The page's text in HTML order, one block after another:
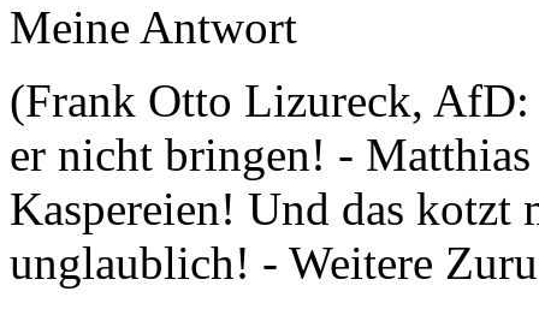
Meine Antwort
(Frank Otto Lizureck, AfD:
er nicht bringen! -
Kaspereien! Und das kotzt
unglaublich! - Weitere